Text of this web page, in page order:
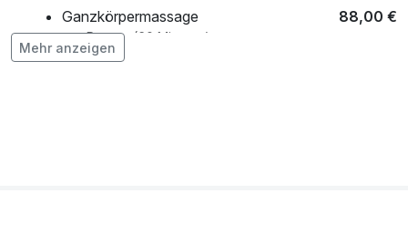
Ganzkörpermassage 88,00 €
pro Person (60 Minuten)
Mehr anzeigen